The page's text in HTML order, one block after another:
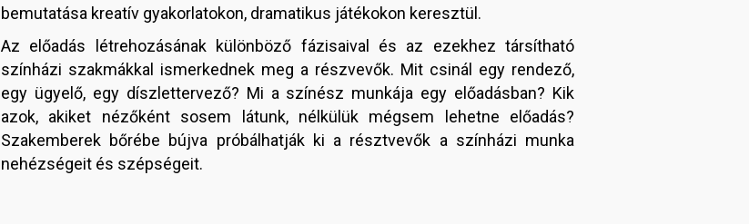
bemutatása kreatív gyakorlatokon, dramatikus játékokon keresztül.
Az előadás létrehozásának különböző fázisaival és az ezekhez társítható
színházi szakmákkal ismerkednek meg a részvevők. Mit csinál egy rendező,
egy ügyelő, egy díszlettervező? Mi a színész munkája egy előadásban? Kik
azok, akiket nézőként sosem látunk, nélkülük mégsem lehetne előadás?
Szakemberek bőrébe bújva próbálhatják ki a résztvevők a színházi munka
nehézségeit és szépségeit.